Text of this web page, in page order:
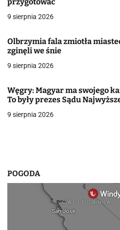
a
w
p
s
u
9 sierpnia 2026
Olbrzymia fala zmiotła
zginęli we śnie
9 sierpnia 2026
Węgry: Magyar ma swojego
To były prezes Sądu
9 sierpnia 2026
POGODA